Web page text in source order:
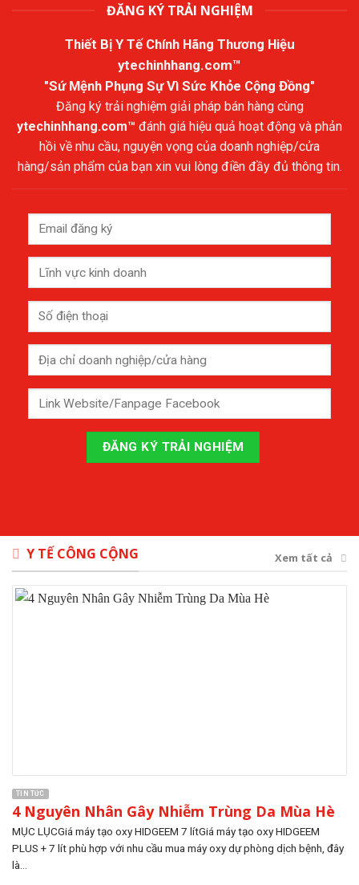
ĐĂNG KÝ TRẢI NGHIỆM
Thiết Bị Y Tế Chính Hãng Thương Hiệu
ytechinhhang.com™
"Sứ Mệnh Phụng Sự Vì Sức Khỏe Cộng Đồng"
Đăng ký trải nghiệm giải pháp bán hàng cùng
ytechinhhang.com™ đánh giá hiệu quả hoạt động và phản
hồi về nhu cầu, nguyện vọng của doanh nghiệp/cửa
hàng/sản phẩm của bạn xin vui lòng điền đầy đủ thông tin.
Y TẾ CÔNG CỘNG Xem tất cả
TIN TỨC
4 Nguyên Nhân Gây Nhiễm Trùng Da Mùa Hè
MỤC LỤCGiá máy tạo oxy HIDGEEM 7 lítGiá máy tạo oxy HIDGEEM
PLUS + 7 lít phù hợp với nhu cầu mua máy oxy dự phòng dịch bệnh, đây
là...